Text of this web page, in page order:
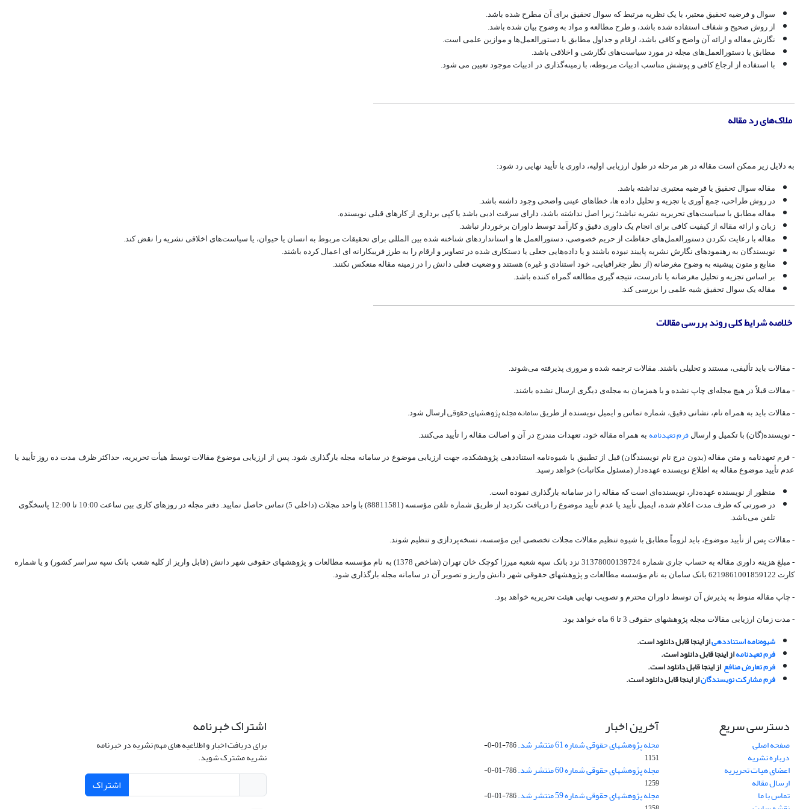
سوال و فرضیه تحقیق معتبر، با یک نظریه مرتبط که سوال تحقیق برای آن مطرح شده باشد.
از روش صحیح و شفاف استفاده شده باشد، و طرح مطالعه و مواد به وضوح بیان شده باشد.
نگارش مقاله و ارائه آن واضح و کافی باشد، ارقام و جداول مطابق با دستورالعمل‌ها و موازین علمی است.
مطابق با دستورالعمل‌های مجله در مورد سیاست‌های نگارشی و اخلاقی باشد.
با استفاده از ارجاع کافی و پوشش مناسب ادبیات مربوطه، با زمینه‌گذاری در ادبیات موجود تعیین می شود.
ملاک‌های رد مقاله
به دلایل زیر ممکن است مقاله در هر مرحله در طول ارزیابی اولیه، داوری یا تأیید نهایی رد شود:
مقاله سوال تحقیق یا فرضیه معتبری نداشته باشد.
در روش طراحی، جمع آوری یا تجزیه و تحلیل داده ها، خطاهای عینی واضحی وجود داشته باشد.
مقاله مطابق با سیاست‌های تحریریه نشریه نباشد؛ زیرا اصل نداشته باشد، دارای سرقت ادبی باشد یا کپی برداری از کارهای قبلی نویسنده.
زبان و ارائه مقاله از کیفیت کافی برای انجام یک داوری دقیق و کارآمد توسط داوران برخوردار نباشد.
مقاله با رعایت نکردن دستورالعمل‌های حفاظت از حریم خصوصی، دستورالعمل ها و استانداردهای شناخته شده بین المللی برای تحقیقات مربوط به انسان یا حیوان، یا سیاست‌های اخلاقی نشریه را نقض کند.
نویسندگان به رهنمودهای نگارش نشریه پایبند نبوده باشند و یا داده‌هایی جعلی یا دستکاری شده در تصاویر و ارقام را به طرز فریبکارانه ای اعمال کرده باشند.
منابع و متون پیشینه به وضوح مغرضانه (از نظر جغرافیایی، خود استنادی و غیره) هستند و وضعیت فعلی دانش را در زمینه مقاله منعکس نکنند.
بر اساس تجزیه و تحلیل مغرضانه یا نادرست، نتیجه گیری مطالعه گمراه کننده باشد.
مقاله یک سوال تحقیق شبه علمی را بررسی کند.
خلاصه شرایط کلی روند بررسی مقالات
- مقالات‌ باید تألیفی، مستند و تحلیلی‌ باشند. مقالات ترجمه ‌شده و مروری پذیرفته می‌شوند.
- مقالات‌ قبلاً در هیچ مجله‌ای چاپ نشده و یا همزمان به مجله‌ی دیگری ارسال نشده باشند.
- مقالات‌ باید به همراه‌ نام‌، نشانی‌ دقیق‌، شماره‌ تماس‌ و ایمیل نویسنده‌ از طریق سامانه مجله پژوهشهای حقوقی ارسال شود.
- نویسنده(گان) با تکمیل و ارسال فرم تعهدنامه به همراه مقاله خود، تعهدات مندرج در آن و اصالت مقاله را تأیید می‌کنند.
- فرم تعهدنامه و متن مقاله (بدون درج نام نویسندگان) قبل از تطبیق با شیوه‌نامه استناددهی پژوهشکده، جهت ارزیابی موضوع در سامانه مجله بارگذاری شود. پس از ارزیابی موضوع مقالات توسط هیأت تحریریه، حداکثر ظرف مدت ده روز تأیید یا
عدم تأیید موضوع مقاله به اطلاع نویسنده عهده‌دار (مسئول مکاتبات) خواهد رسید.
منظور از نویسنده عهده‌دار، نویسنده‌ای است که مقاله را در سامانه بارگذاری نموده است.
در صورتی‌ که ظرف مدت اعلام شده، ایمیل تأیید یا عدم تأیید موضوع را دریافت نکردید از طریق شماره تلفن‌ مؤسسه (88811581) با واحد مجلات (داخلی 5) تماس حاصل نمایید. دفتر مجله در روزهای کاری بین ساعت 10:00 تا 12:00 پاسخگوی
تلفن می‌باشد.
- مقالات پس از تأیید موضوع، باید لزوماً مطابق با شیوه تنظیم مقالات مجلات تخصصی این مؤسسه، نسخه‌پردازی و تنظیم شوند.
- مبلغ هزینه داوری مقاله به حساب جاری شماره 31378000139724 نزد بانک سپه شعبه میرزا کوچک خان تهران (شاخص 1378) به نام مؤسسه مطالعات و پژوهشهای حقوقی شهر دانش (قابل واریز از کلیه شعب بانک سپه سراسر کشور) و یا شماره
کارت 6219861001859122 بانک سامان به نام مؤسسه مطالعات و پژوهشهای حقوقی شهر دانش واریز و تصویر آن در سامانه مجله بارگذاری شود.
- چاپ مقاله منوط به پذیرش آن توسط داوران محترم و تصویب نهایی هیئت تحریریه خواهد بود.
- مدت زمان ارزیابی مقالات مجله پژوهشهای حقوقی 3 تا 6 ماه خواهد بود.
شیوه‌نامه استناددهیاز اینجا قابل دانلود است.
فرم تعهدنامهاز اینجا قابل دانلود است.
فرم تعارض منافع از اینجا قابل دانلود است.
فرم مشارکت نویسندگاناز اینجا قابل دانلود است.
دسترسی سریع
صفحه اصلی
درباره نشریه
اعضای هیات تحریریه
ارسال مقاله
تماس با ما
آخرین اخبار
مجله پژوهشهای حقوقی شماره 61 منتشر شد.
786-01-0-
1151
مجله پژوهشهای حقوقی شماره 60 منتشر شد.
786-01-0-
1259
مجله پژوهشهای حقوقی شماره 59 منتشر شد.
786-01-0-
اشتراک خبرنامه
برای دریافت اخبار و اطلاعیه های مهم نشریه در خبرنامه
نشریه مشترک شوید.
اشتراک